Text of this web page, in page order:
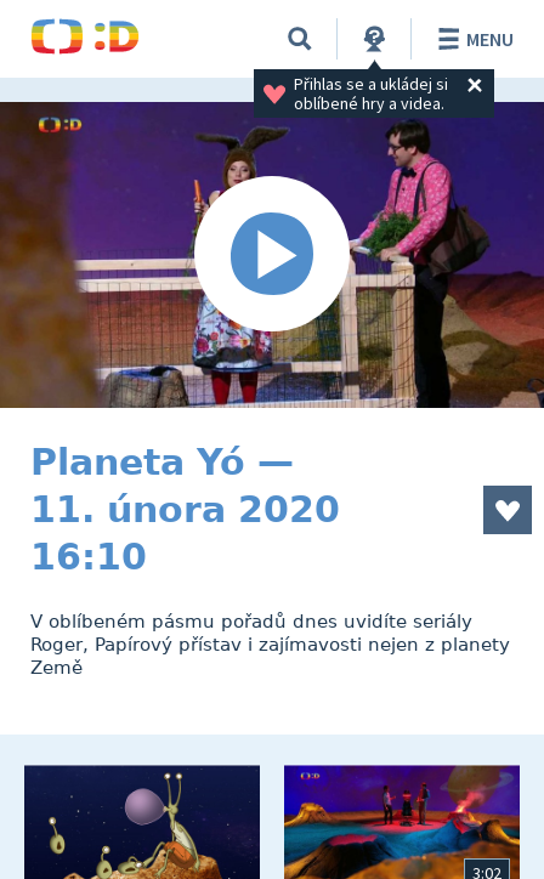
Přihlas se a ukládej si
oblíbené hry a videa.
MENU
Planeta Yó —
11. února 2020
16:10
V oblíbeném pásmu pořadů dnes uvidíte seriály
Roger, Papírový přístav i zajímavosti nejen z planety
Země
3:02